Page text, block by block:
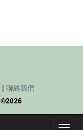
| 聯絡我們
©2026